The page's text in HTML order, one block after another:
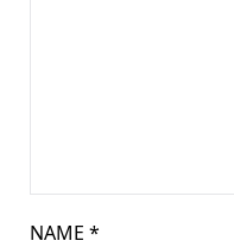
NAME *